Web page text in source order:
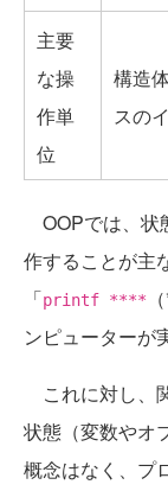
主要
な操
作単
位
構造
スの
OOPでは、状
作することが主
「printf ****
ンピューターが
これに対し、
状態（変数やオ
概念はなく、プ